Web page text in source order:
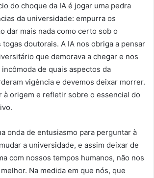
do choque da IA é jogar uma pedra
da universidade: empurra os
dar mais nada como certo sob o
doutorais. A IA nos obriga a pensar
que demorava a chegar e nos
de quais aspectos da
vigência e devemos deixar morrer.
à origem e refletir sobre o essencial do
onda de entusiasmo para perguntar à
a universidade, e assim deixar de
com nossos tempos humanos, não nos
Na medida em que nós, que